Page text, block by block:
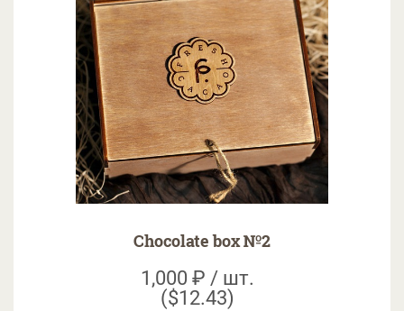
Chocolate box №2
1,000 ₽ / шт.
($12.43)